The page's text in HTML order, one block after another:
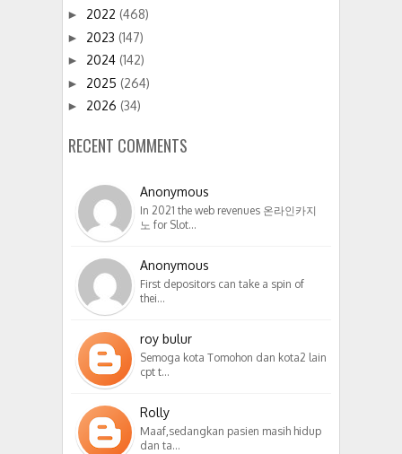
► 2022 (468)
► 2023 (147)
► 2024 (142)
► 2025 (264)
► 2026 (34)
RECENT COMMENTS
Anonymous
In 2021 the web revenues 온라인카지
노 for Slot…
Anonymous
First depositors can take a spin of
thei…
roy bulur
Semoga kota Tomohon dan kota2 lain
cpt t…
Rolly
Maaf,sedangkan pasien masih hidup
dan ta…